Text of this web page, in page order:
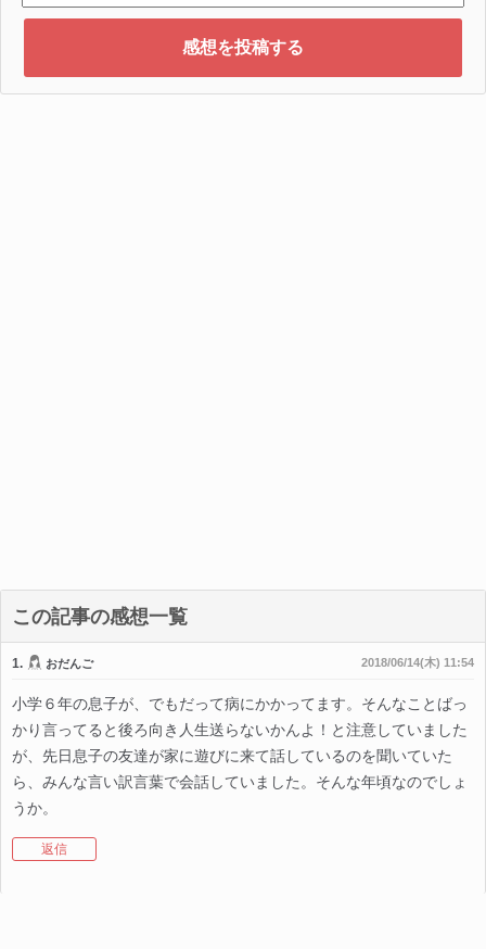
この記事の感想一覧
1. おだんご 2018/06/14(木) 11:54
小学６年の息子が、でもだって病にかかってます。そんなことばっ
かり言ってると後ろ向き人生送らないかんよ！と注意していました
が、先日息子の友達が家に遊びに来て話しているのを聞いていた
ら、みんな言い訳言葉で会話していました。そんな年頃なのでしょ
うか。
返信